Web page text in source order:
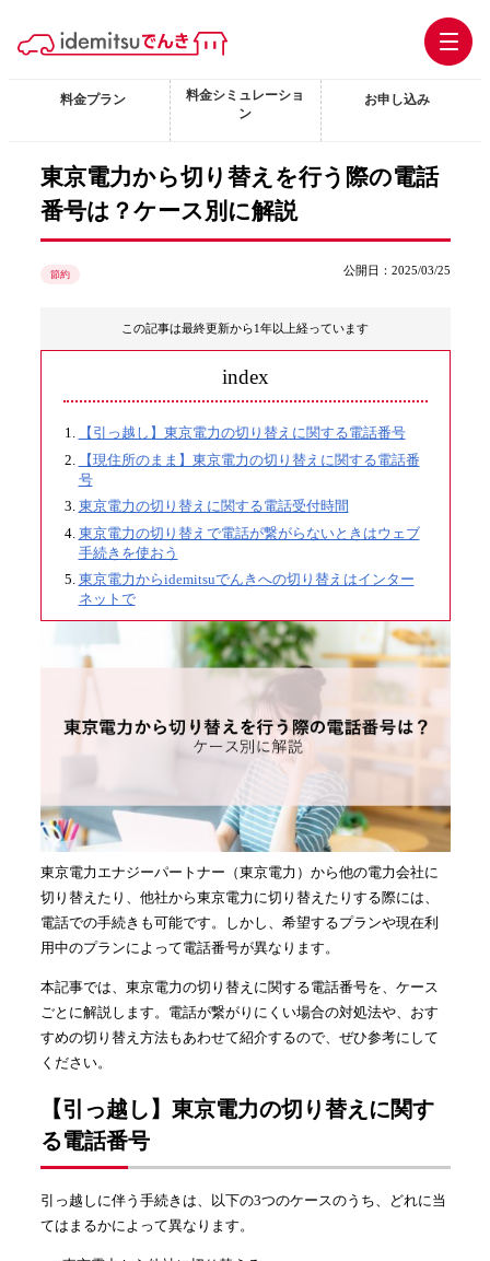
料金プラン
料金シミュレーショ
ン
お申し込み
東京電力から切り替えを行う際の電話
番号は？ケース別に解説
節約 公開日：2025/03/25
この記事は最終更新から1年以上経っています
index
【引っ越し】東京電力の切り替えに関する電話番号
【現住所のまま】東京電力の切り替えに関する電話番
号
東京電力の切り替えに関する電話受付時間
東京電力の切り替えで電話が繋がらないときはウェブ
手続きを使おう
東京電力からidemitsuでんきへの切り替えはインター
ネットで
東京電力エナジーパートナー（東京電力）から他の電力会社に
切り替えたり、他社から東京電力に切り替えたりする際には、
電話での手続きも可能です。しかし、希望するプランや現在利
用中のプランによって電話番号が異なります。
本記事では、東京電力の切り替えに関する電話番号を、ケース
ごとに解説します。電話が繋がりにくい場合の対処法や、おす
すめの切り替え方法もあわせて紹介するので、ぜひ参考にして
ください。
【引っ越し】東京電力の切り替えに関す
る電話番号
引っ越しに伴う手続きは、以下の3つのケースのうち、どれに当
てはまるかによって異なります。